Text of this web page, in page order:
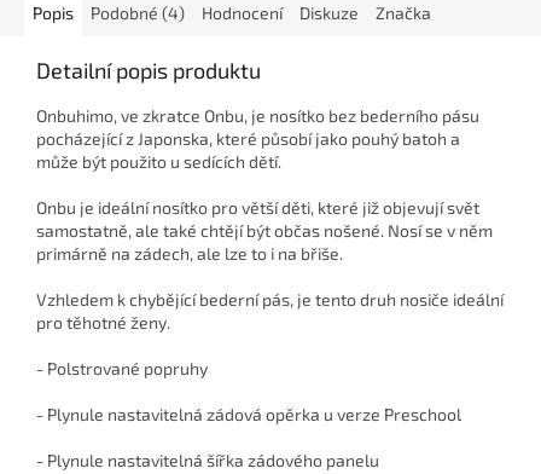
Popis Podobné (4) Hodnocení Diskuze Značka
Detailní popis produktu
Onbuhimo, ve zkratce Onbu, je nosítko bez bederního pásu
pocházející z Japonska, které působí jako pouhý batoh a
může být použito u sedících dětí.
Onbu je ideální nosítko pro větší děti, které již objevují svět
samostatně, ale také chtějí být občas nošené. Nosí se v něm
primárně na zádech, ale lze to i na břiše.
Vzhledem k chybějící bederní pás, je tento druh nosiče ideální
pro těhotné ženy.
- Polstrované popruhy
- Plynule nastavitelná zádová opěrka u verze Preschool
- Plynule nastavitelná šířka zádového panelu